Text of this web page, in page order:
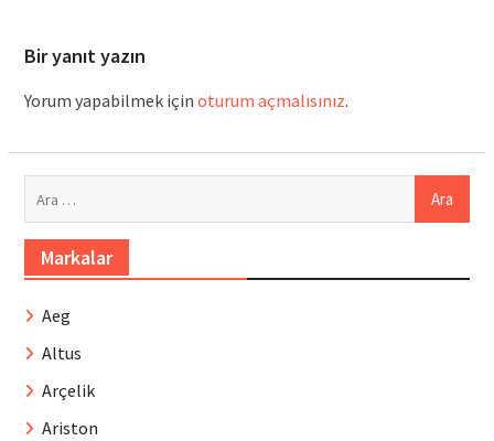
Bir yanıt yazın
Yorum yapabilmek için oturum açmalısınız.
Markalar
Aeg
Altus
Arçelik
Ariston